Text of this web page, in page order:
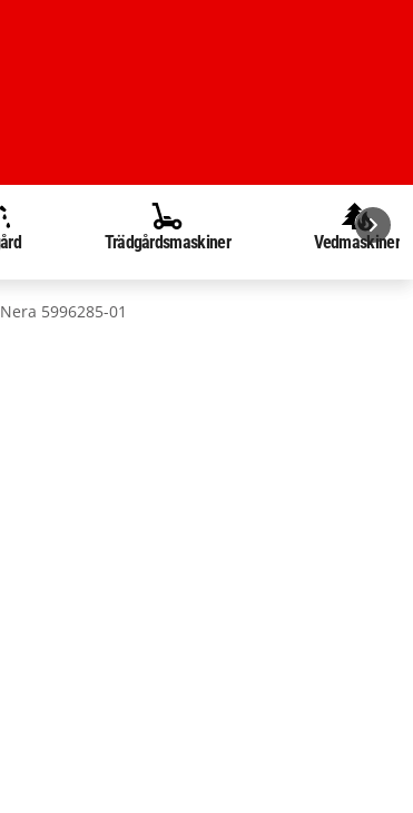
Trädgårdsmaskiner Vedmaskiner
5996285-01